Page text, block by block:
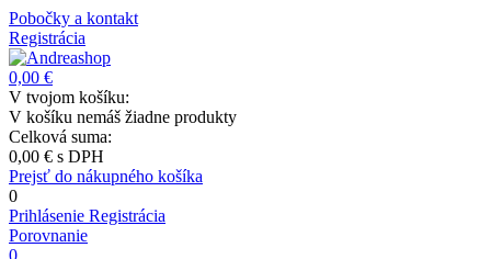
Pobočky a kontakt
Registrácia
0,00 €
V tvojom košíku:
V košíku nemáš žiadne produkty
Celková suma:
0,00 € s DPH
Prejsť do nákupného košíka
0
Prihlásenie Registrácia
Porovnanie
0